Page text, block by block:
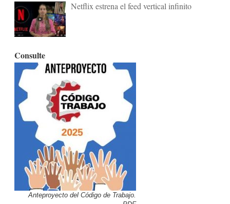
Netflix estrena el feed vertical infinito
Consulte
Anteproyecto del Código de Trabajo.